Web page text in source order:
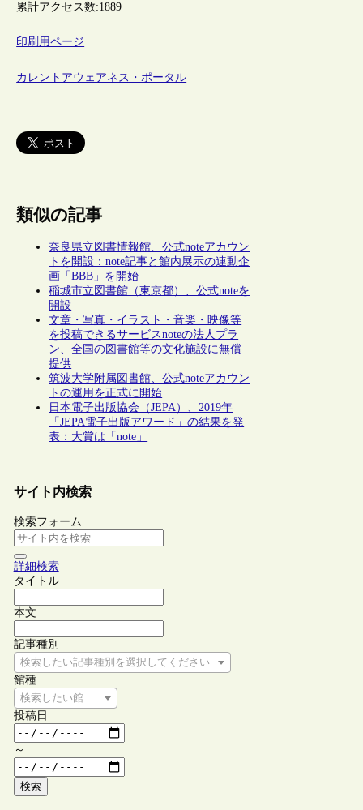
累計アクセス数:1889
印刷用ページ
カレントアウェアネス・ポータル
類似の記事
奈良県立図書情報館、公式noteアカウン
トを開設：note記事と館内展示の連動企
画「BBB」を開始
稲城市立図書館（東京都）、公式noteを
開設
文章・写真・イラスト・音楽・映像等
を投稿できるサービスnoteの法人プラ
ン、全国の図書館等の文化施設に無償
提供
筑波大学附属図書館、公式noteアカウン
トの運用を正式に開始
日本電子出版協会（JEPA）、2019年
「JEPA電子出版アワード」の結果を発
表：大賞は「note」
サイト内検索
検索フォーム
詳細検索
タイトル
本文
記事種別
検索したい記事種別を選択してください
館種
検索したい館種を選択してください
投稿日
～
検索